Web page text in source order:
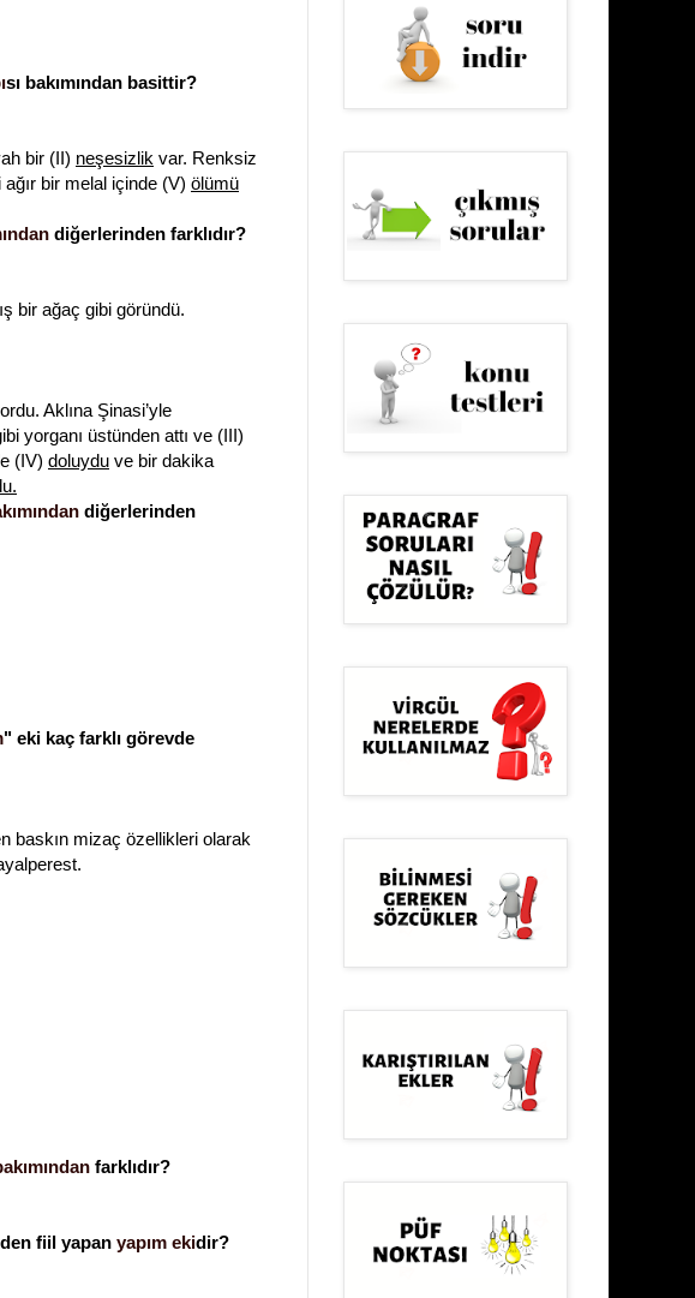
sı bakımından basittir?
bir (II) neşesizlik var. Renksiz
ağır bir melal içinde (V) ölümü
diğerlerinden farklıdır?
bir ağaç gibi göründü.
Aklına Şinasi’yle
yorganı üstünden attı ve (III)
(IV) doluydu ve bir dakika
diğerlerinden
" eki kaç farklı görevde
baskın mizaç özellikleri olarak
farklıdır?
fiil yapan yapım ekidir?